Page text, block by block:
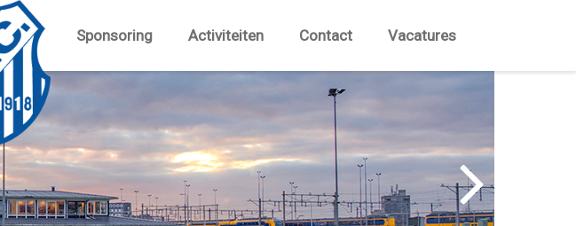
Sponsoring Activiteiten Contact Vacatures